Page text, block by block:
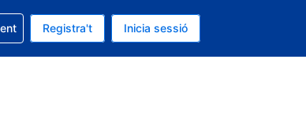
dels Estats Units
Registra't Inicia sessió